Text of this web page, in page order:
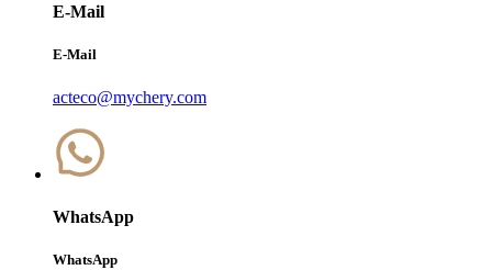
E-Mail
E-Mail
acteco@mychery.com
WhatsApp
WhatsApp